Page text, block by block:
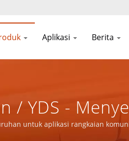
Aplikasi Berita
/ YDS -
untuk aplikasi rangkaian